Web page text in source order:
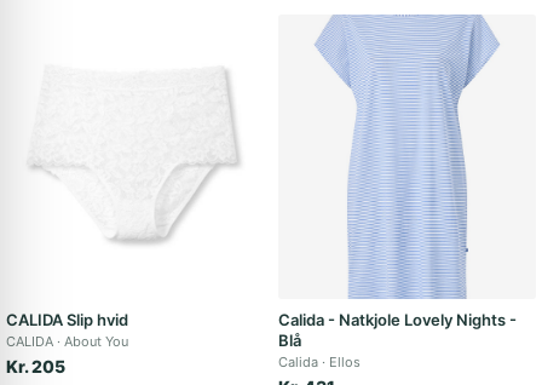
CALIDA Slip hvid
CALIDA About You
Kr. 205
Calida - Natkjole Lovely Nights -
Blå
Calida Ellos